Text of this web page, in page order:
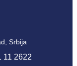
Srbija
11 2622